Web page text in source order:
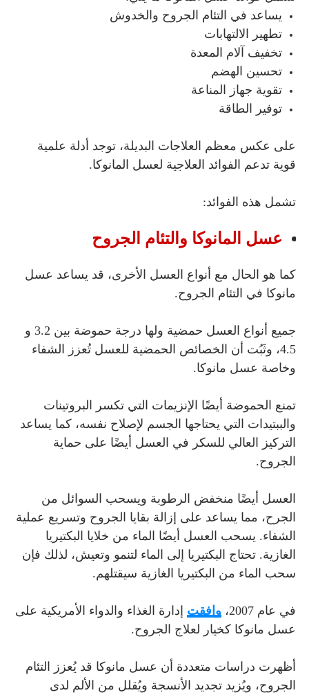
يساعد في التئام الجروح والخدوش
تطهير الالتهابات
تخفيف آلام المعدة
تحسين الهضم
تقوية جهاز المناعة
توفير الطاقة
على عكس معظم العلاجات البديلة، توجد أدلة علمية
قوية تدعم الفوائد العلاجية لعسل المانوكا.
تشمل هذه الفوائد:
عسل المانوكا والتئام الجروح
كما هو الحال مع أنواع العسل الأخرى، قد يساعد عسل
مانوكا في التئام الجروح.
جميع أنواع العسل حمضية ولها درجة حموضة بين 3.2 و
4.5، وثَبُت أن الخصائص الحمضية للعسل تُعزز الشفاء
وخاصة عسل مانوكا.
تمنع الحموضة أيضًا الإنزيمات التي تكسر البروتينات
والببتيدات التي يحتاجها الجسم لإصلاح نفسه، كما يساعد
التركيز العالي للسكر في العسل أيضًا على حماية
الجروح.
العسل أيضًا منخفض الرطوبة ويسحب السوائل من
الجرح، مما يساعد على إزالة بقايا الجروح وتسريع عملية
الشفاء. يسحب العسل أيضًا الماء من خلايا البكتيريا
الغازية. تحتاج البكتيريا إلى الماء لتنمو وتعيش، لذلك فإن
سحب الماء من البكتيريا الغازية سيقتلهم.
في عام 2007، وافقت إدارة الغذاء والدواء الأمريكية على
عسل مانوكا كخيار لعلاج الجروح.
أظهرت دراسات متعددة أن عسل مانوكا قد يُعزز التئام
الجروح، ويُزيد تجديد الأنسجة ويُقلل من الألم لدى